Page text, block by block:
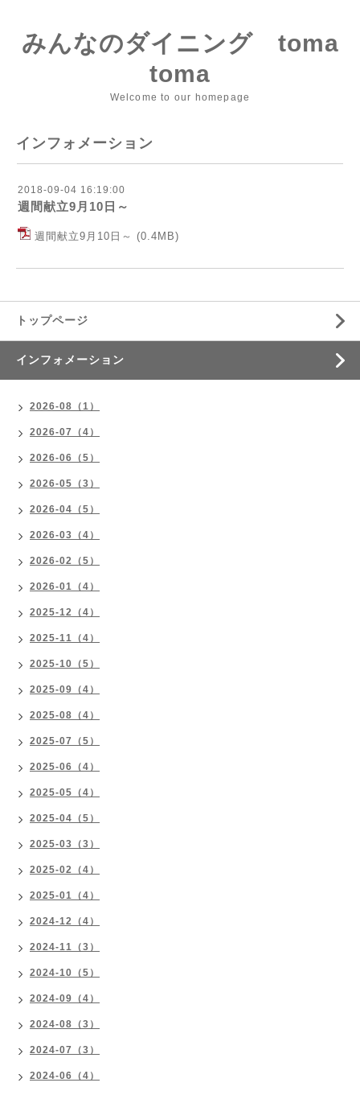
みんなのダイニング toma
toma
Welcome to our homepage
インフォメーション
2018-09-04 16:19:00
週間献立9月10日～
週間献立9月10日～ (0.4MB)
トップページ
インフォメーション
2026-08（1）
2026-07（4）
2026-06（5）
2026-05（3）
2026-04（5）
2026-03（4）
2026-02（5）
2026-01（4）
2025-12（4）
2025-11（4）
2025-10（5）
2025-09（4）
2025-08（4）
2025-07（5）
2025-06（4）
2025-05（4）
2025-04（5）
2025-03（3）
2025-02（4）
2025-01（4）
2024-12（4）
2024-11（3）
2024-10（5）
2024-09（4）
2024-08（3）
2024-07（3）
2024-06（4）